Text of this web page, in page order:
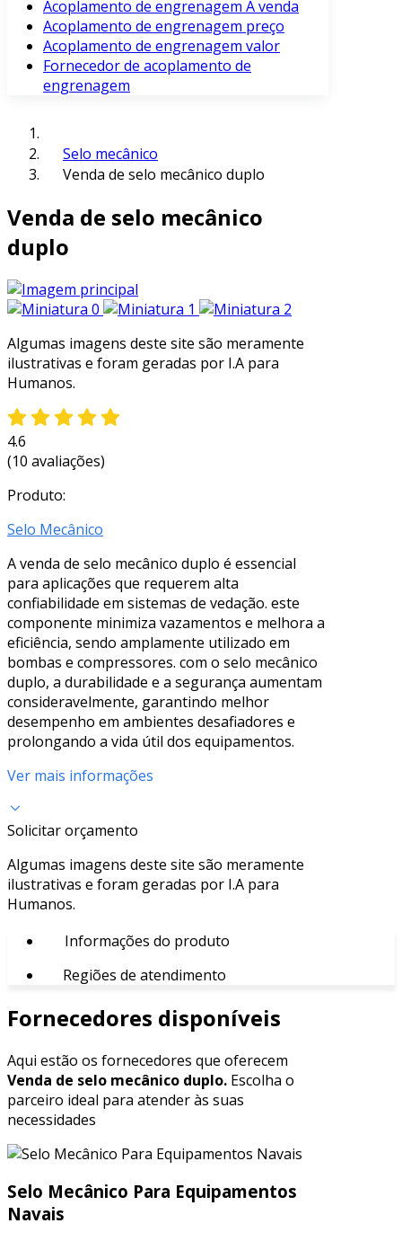
Acoplamento de engrenagem À venda
Acoplamento de engrenagem preço
Acoplamento de engrenagem valor
Fornecedor de acoplamento de
engrenagem
Selo mecânico
Venda de selo mecânico duplo
Venda de selo mecânico
duplo
Algumas imagens deste site são meramente
ilustrativas e foram geradas por I.A para
Humanos.
4.6
(10 avaliações)
Produto:
Selo Mecânico
A venda de selo mecânico duplo é essencial
para aplicações que requerem alta
confiabilidade em sistemas de vedação. este
componente minimiza vazamentos e melhora a
eficiência, sendo amplamente utilizado em
bombas e compressores. com o selo mecânico
duplo, a durabilidade e a segurança aumentam
consideravelmente, garantindo melhor
desempenho em ambientes desafiadores e
prolongando a vida útil dos equipamentos.
Ver mais informações
Solicitar orçamento
Algumas imagens deste site são meramente
ilustrativas e foram geradas por I.A para
Humanos.
Informações do produto
Regiões de atendimento
Fornecedores disponíveis
Aqui estão os fornecedores que oferecem
Venda de selo mecânico duplo. Escolha o
parceiro ideal para atender às suas
necessidades
Selo Mecânico Para Equipamentos
Navais